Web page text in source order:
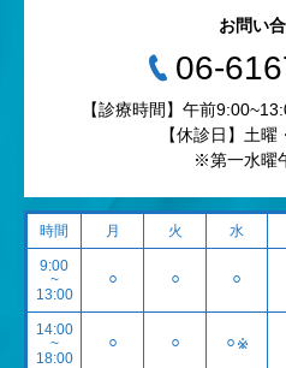
お問い
‭06-
【診療時間】午前
【休診日】土曜
※第一水曜
時間 月 火 水
9:00
~
13:00
⚪︎ ⚪︎ ⚪︎
14:00
~
18:00
⚪︎ ⚪︎ ⚪︎※